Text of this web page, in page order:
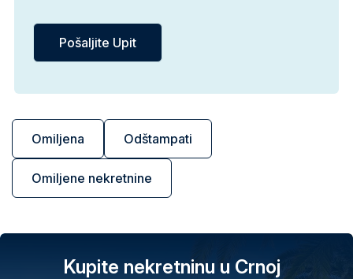
Omiljena Odštampati
Omiljene nekretnine
Kupite nekretninu u Crnoj